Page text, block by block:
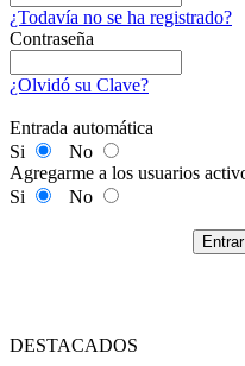
¿Todavía no se ha registrado?
Contraseña
¿Olvidó su Clave?
Entrada automática
Si
No
Agregarme a los usuarios
Si
No
DESTACADOS